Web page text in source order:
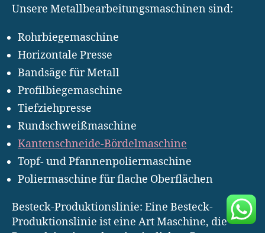
Unsere Metallbearbeitungsmaschinen sind:
Rohrbiegemaschine
Horizontale Presse
Bandsäge für Metall
Profilbiegemaschine
Tiefziehpresse
Rundschweißmaschine
Kantenschneide-Bördelmaschine
Topf- und Pfannenpoliermaschine
Poliermaschine für flache Oberflächen
Besteck-Produktionslinie: Eine Besteck-
Produktionslinie ist eine Art Maschine, die